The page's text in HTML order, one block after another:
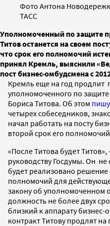
Фото Антона
ТАСС
Уполномоченный по защите
Титов останется на своем
что срок его полномочий
принял Кремль, выяснили
пост бизнес-омбудсмена с
Кремль еще на год продлит
уполномоченного по
Бориса Титова. Об этом
четырех собеседников,
начал работать на посту
второй срок его
«После Титова будет
руководству Госдумы. Он не
будет реализовано
полномочий для
закону об уполномоченном
должность не более двух
близкий к аппарату
контракт Титову продлят на